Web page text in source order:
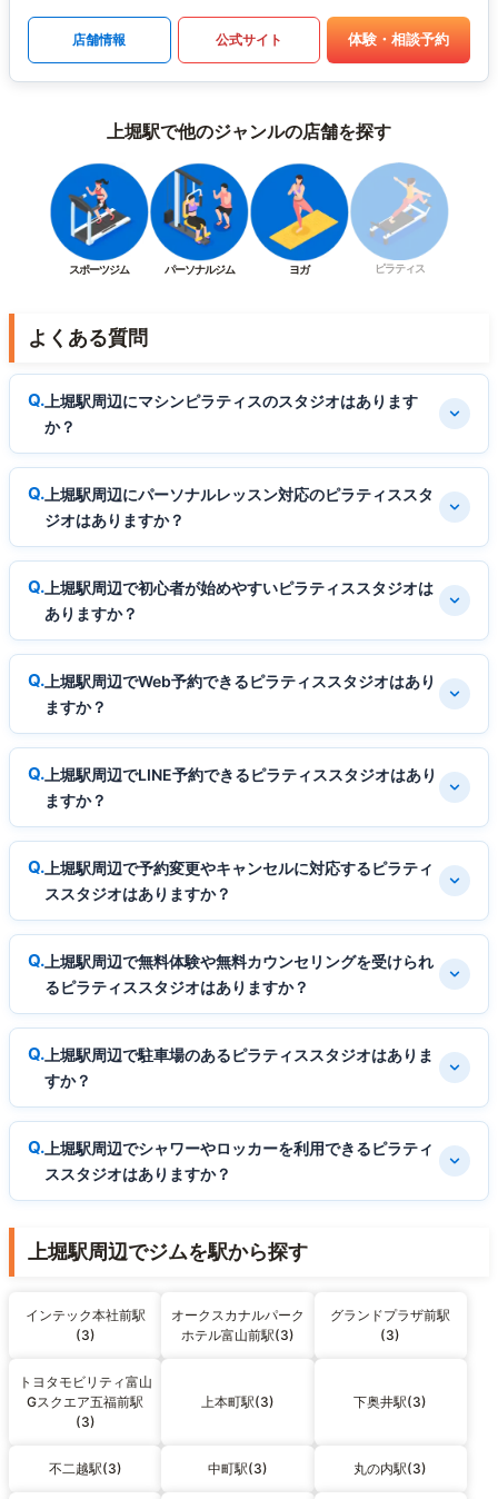
店舗情報 公式サイト 体験・相談予約
上堀駅で他のジャンルの店舗を探す
スポーツジム パーソナルジム ヨガ ピラティス
よくある質問
上堀駅周辺にマシンピラティスのスタジオはあります
か？
上堀駅周辺にパーソナルレッスン対応のピラティススタ
ジオはありますか？
上堀駅周辺で初心者が始めやすいピラティススタジオは
ありますか？
上堀駅周辺でWeb予約できるピラティススタジオはあり
ますか？
上堀駅周辺でLINE予約できるピラティススタジオはあり
ますか？
上堀駅周辺で予約変更やキャンセルに対応するピラティ
ススタジオはありますか？
上堀駅周辺で無料体験や無料カウンセリングを受けられ
るピラティススタジオはありますか？
上堀駅周辺で駐車場のあるピラティススタジオはありま
すか？
上堀駅周辺でシャワーやロッカーを利用できるピラティ
ススタジオはありますか？
上堀駅周辺でジムを駅から探す
インテック本社前駅
(3)
オークスカナルパーク
ホテル富山前駅(3)
グランドプラザ前駅
(3)
トヨタモビリティ富山
Gスクエア五福前駅
(3)
上本町駅(3) 下奥井駅(3)
不二越駅(3) 中町駅(3) 丸の内駅(3)